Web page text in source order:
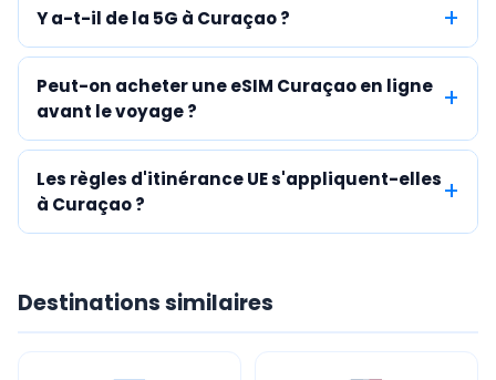
Y a-t-il de la 5G à Curaçao ?
Peut-on acheter une eSIM Curaçao en ligne
avant le voyage ?
Les règles d'itinérance UE s'appliquent-elles
à Curaçao ?
Destinations similaires